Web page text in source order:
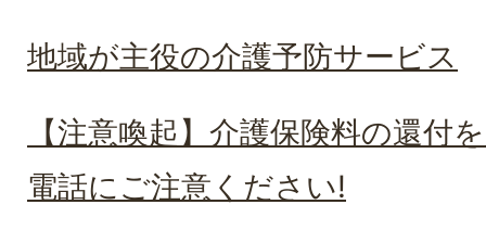
地域が主役の介護予防サービス
【注意喚起】介護保険料の還付
電話にご注意ください!